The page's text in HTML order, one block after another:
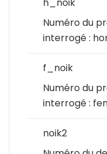
h_noik
Numéro du
interrogé :
f_noik
Numéro du
interrogé :
noik2